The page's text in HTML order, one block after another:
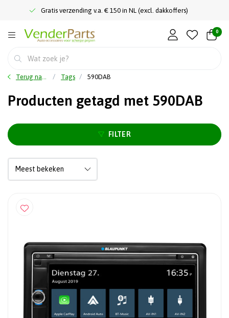
Gratis verzending v.a. € 150 in NL (excl. dakkoffers)
0
Terug naar home Tags 590DAB
Producten getagd met 590DAB
FILTER